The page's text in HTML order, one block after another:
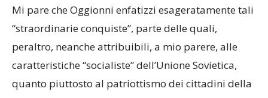
Mi pare che Oggionni enfatizzi esageratamente tali
“straordinarie conquiste”, parte delle quali,
peraltro, neanche attribuibili, a mio parere, alle
caratteristiche “socialiste” dell’Unione Sovietica,
quanto piuttosto al patriottismo dei cittadini della